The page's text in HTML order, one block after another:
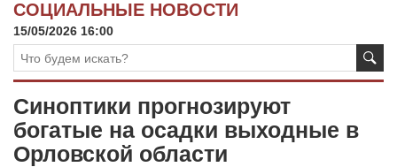
СОЦИАЛЬНЫЕ НОВОСТИ
15/05/2026 16:00
Синоптики прогнозируют
богатые на осадки выходные в
Орловской области